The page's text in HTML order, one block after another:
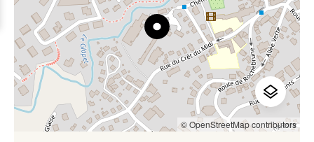
© OpenStreetMap contributors